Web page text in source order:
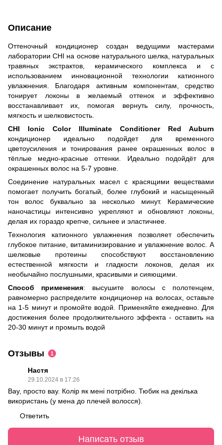
Описание
Оттеночный кондиционер создан ведущими мастерами
лаборатории CHI на основе натурального шелка, натуральных
травяных экстрактов, керамического комплекса и с
использованием инновационной технологии катионного
увлажнения. Благодаря активным компонентам, средство
тонирует локоны в желаемый оттенок и эффективно
восстанавливает их, помогая вернуть силу, прочность,
мягкость и шелковистость.
CHI Ionic Color Illuminate Conditioner Red Auburn
кондиционер идеально подойдет для временного
цветоусиления и тонирования ранее окрашенных волос в
тёплые медно-красные оттенки. Идеально подойдёт для
окрашенных волос на 5-7 уровне.
Соединение натуральных масел с красящими веществами
помогает получить богатый, более глубокий и насыщенный
тон волос буквально за несколько минут. Керамические
наночастицы интенсивно укрепляют и обновляют локоны,
делая их гораздо крепче, сильнее и эластичнее.
Технология катионного увлажнения позволяет обеспечить
глубокое питание, витаминизирование и увлажнение волос. А
шелковые протеины способствуют восстановлению
естественной мягкости и гладкости локонов, делая их
необычайно послушными, красивыми и сияющими.
Способ применения: высушите волосы с полотенцем,
равномерно распределите кондиционер на волосах, оставьте
на 1-5 минут и промойте водой. Применяйте ежедневно. Для
достижения более продолжительного эффекта - оставить на
20-30 минут и промыть водой
Отзывы 1
Настя
29.10.2024 в 17:26
Вау, просто вау. Колір як мені потрібно. Тюбик на декілька
використань (у мена до плечей волосся).
Ответить
Написать отзыв